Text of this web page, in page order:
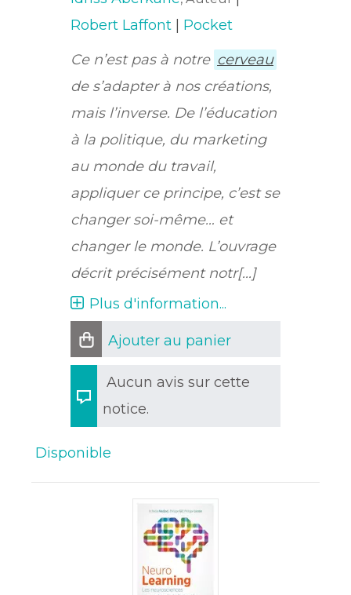
Robert Laffont
Pocket
Ce n’est pas à notre cerveau
de s’adapter à nos créations,
mais l’inverse. De l’éducation
à la politique, du marketing
au monde du travail,
appliquer ce principe, c’est se
changer soi-même… et
changer le monde. L’ouvrage
décrit précisément notr[...]
Plus d'information...
Ajouter au panier
Aucun avis sur cette
notice.
Disponible